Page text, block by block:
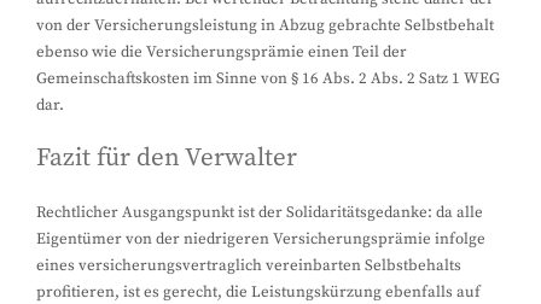
von der Versicherungsleistung in Abzug gebrachte Selbstbehalt
ebenso wie die Versicherungsprämie einen Teil der
Gemeinschaftskosten im Sinne von § 16 Abs. 2 Abs. 2 Satz 1 WEG
dar.
Fazit für den Verwalter
Rechtlicher Ausgangspunkt ist der Solidaritätsgedanke: da alle
Eigentümer von der niedrigeren Versicherungsprämie infolge
eines versicherungsvertraglich vereinbarten Selbstbehalts
profitieren, ist es gerecht, die Leistungskürzung ebenfalls auf